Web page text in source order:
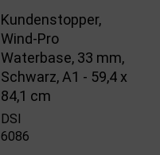
Kundenstopper,
Wind-Pro
Waterbase, 33 mm,
Schwarz, A1 - 59,4 x
84,1 cm
DSI
6086